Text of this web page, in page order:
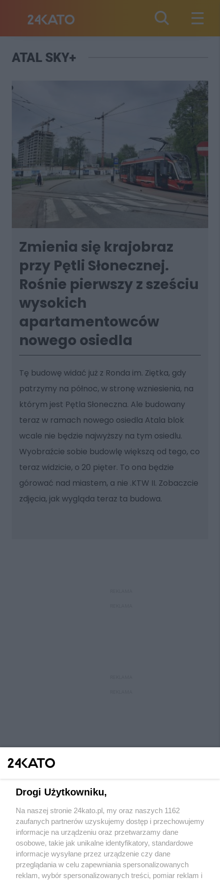
ATAL SKY+
Zmienia się krajobraz
przy Pętli Słonecznej.
Rośnie pierwszy z sześciu
wysokich
apartamentowców
nowego osiedla
Tę budowę widać już z Ronda im. Ziętka, gdy
patrzymy na północ, w stronę wzniesienia, na
którym jest Pętla Słoneczna. Ale budowany
teraz w ramach nowego osiedla Atala blok
wcale nie będzie najwyższy na tym osiedlu.
Wyobraźcie sobie budowlę większą od tego, co
teraz widzicie, o 20 pięter. To ona będzie
górować nad miastem, a nie .KTW II. Zobaczcie
zdjęcia, jak wygląda teraz ta budowa.
Wydawca mediów lokalnych
Drogi Użytkowniku,
Na naszej stronie 24kato.pl, my oraz naszych 1162
zaufanych partnerów uzyskujemy dostęp i przechowujemy
informacje na urządzeniu oraz przetwarzamy dane
osobowe, takie jak unikalne identyfikatory, standardowe
informacje wysyłane przez urządzenie czy dane
przeglądania w celu zapewniania spersonalizowanych
reklam, wybór spersonalizowanych treści, pomiar reklam i